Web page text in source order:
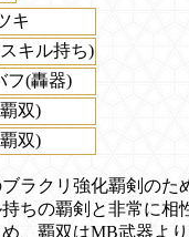
キ
キル持ち)
フ(轟器)
双)
双)
ラクリ強化覇剣のた
ちの覇剣と非常に相
、覇双はMB武器よ